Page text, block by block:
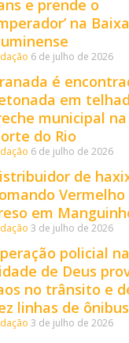
e prende o
na
6 de julho de 2026
é
em
municipal
do Rio
6 de julho de 2026
de
Vermelho
em
3 de julho de 2026
policial na
de Deus
no trânsito e
linhas de ônibus
3 de julho de 2026